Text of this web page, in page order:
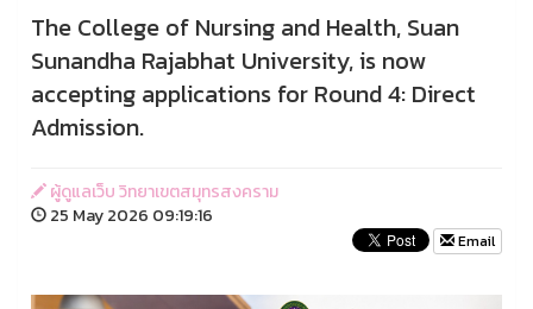
The College of Nursing and Health, Suan
Sunandha Rajabhat University, is now
accepting applications for Round 4: Direct
Admission.
ผู้ดูแลเว็บ วิทยาเขตสมุทรสงคราม
25 May 2026 09:19:16
Email